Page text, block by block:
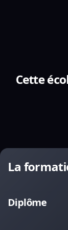
Cette
La
Diplôme